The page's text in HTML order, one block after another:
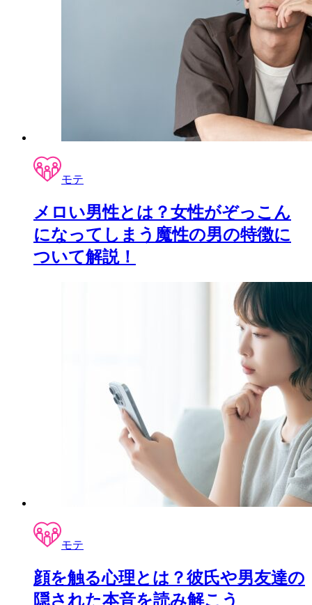
モテ
メロい男性とは？女性がぞっこん
になってしまう魔性の男の特徴に
ついて解説！
モテ
顔を触る心理とは？彼氏や男友達の
隠された本音を読み解こう